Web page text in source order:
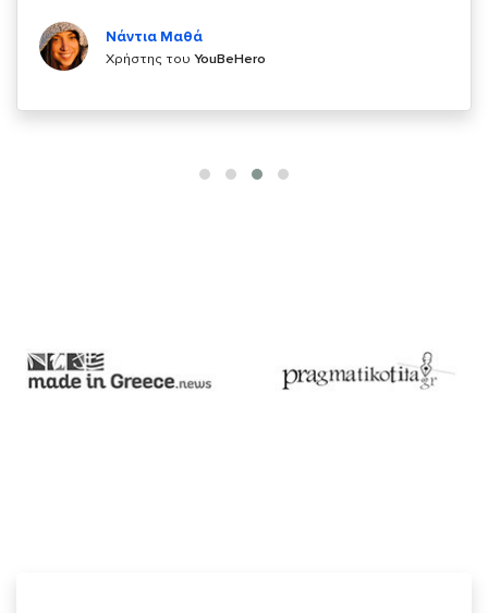
Χρήστης τουYouBeHero